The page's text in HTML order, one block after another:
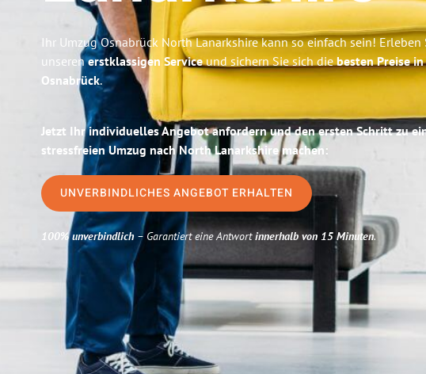
Ihr Umzug Osnabrück North Lanarkshire kann so einfach sein! Erleben
unserenerstklassigen Serviceund sichern Sie sich diebesten Preise in
Osnabrück.
Jetzt Ihr individuelles Angebot anfordern und den ersten Schritt zu
stressfreien Umzug nach North Lanarkshire machen:
UNVERBINDLICHES ANGEBOT ERHALTEN
100% unverbindlich– Garantiert eine Antwortinnerhalb von 15 Minuten.